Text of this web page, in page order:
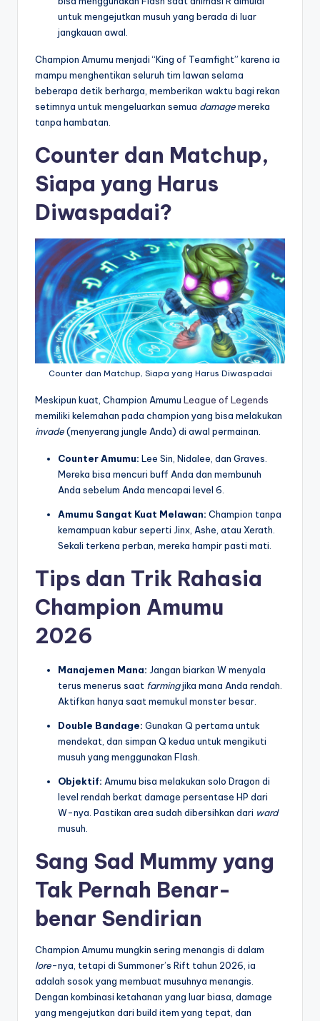
untuk mengejutkan musuh yang berada di luar
jangkauan awal.
Champion Amumu menjadi “King of Teamfight” karena ia
mampu menghentikan seluruh tim lawan selama
beberapa detik berharga, memberikan waktu bagi rekan
setimnya untuk mengeluarkan semua damagemereka
tanpa hambatan.
Counter dan Matchup,
Siapa yang Harus
Diwaspadai?
Counter dan Matchup, Siapa yang Harus Diwaspadai
Meskipun kuat, Champion Amumu League of Legends
memiliki kelemahan pada champion yang bisa melakukan
invade(menyerang jungle Anda) di awal permainan.
Counter Amumu: Lee Sin, Nidalee, dan Graves.
Mereka bisa mencuri buff Anda dan membunuh
Anda sebelum Anda mencapai level 6.
Amumu Sangat Kuat Melawan: Champion tanpa
kemampuan kabur seperti Jinx, Ashe, atau Xerath.
Sekali terkena perban, mereka hampir pasti mati.
Tips dan Trik Rahasia
Champion Amumu
2026
Manajemen Mana: Jangan biarkan W menyala
terus menerus saat farmingjika mana Anda rendah.
Aktifkan hanya saat memukul monster besar.
Double Bandage: Gunakan Q pertama untuk
mendekat, dan simpan Q kedua untuk mengikuti
musuh yang menggunakan Flash.
Objektif: Amumu bisa melakukan solo Dragon di
level rendah berkat damage persentase HP dari
W-nya. Pastikan area sudah dibersihkan dari ward
musuh.
Sang Sad Mummy yang
Tak Pernah Benar-
benar Sendirian
Champion Amumu mungkin sering menangis di dalam
lore-nya, tetapi di Summoner’s Rift tahun 2026, ia
adalah sosok yang membuat musuhnya menangis.
Dengan kombinasi ketahanan yang luar biasa, damage
yang mengejutkan dari build item yang tepat, dan